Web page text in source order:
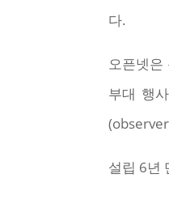
다.
오픈넷은
부대 행
설립 6년